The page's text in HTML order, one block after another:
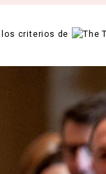
los criterios de